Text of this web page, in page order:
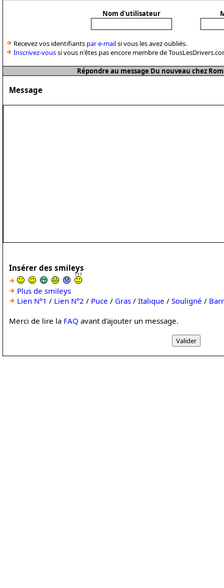
Nom d'utilisateur
Recevez vos identifiants par e-mailsi vous les avez oubliés.
Inscrivez-voussi vous n'êtes pas encore membre de
Répondre au message Du nouveau chez
Message
Insérer des smileys
Plus de smileys
Lien N°1 / Lien N°2 / Puce / Gras / Italique / Souligné /
Merci de lire la FAQ avant d'ajouter un message.